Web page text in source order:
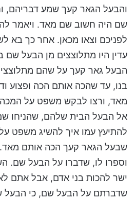
והבעל הגאר קעך שמע דבריהם,
שם היה חשוב שם מאד. ויאמר
לפניכם וצאו מכאן. אחר כך בא
עדין היו מתלוצצים מן הבעל שם
הבעל גאר קעך על שהם
בנו, עד שהכה אותם הכה ופצוע
מאד, ורצו לבקש משפט על המכה
אל הבעל הבית שלהם, שהניחו
להתיעץ עמו איך להשיג משפט על
שבעל הגאר קעך הכה אותם
וספרו לו, שדברו על הבעל שם.
ישר להכות בני אדם, אבל אתם
שדברתם על הבעל שם, כי הבעל